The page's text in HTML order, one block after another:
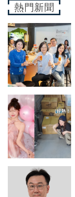
熱門新聞